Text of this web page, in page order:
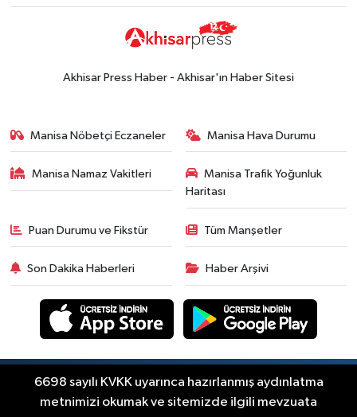
Akhisar Press Haber - Akhisar'ın Haber Sitesi
Manisa Nöbetçi Eczaneler Manisa Hava Durumu
Manisa Namaz Vakitleri
Manisa Trafik Yoğunluk
Haritası
Puan Durumu ve Fikstür Tüm Manşetler
Son Dakika Haberleri Haber Arşivi
RSS
Copyright © Akhisar Press Haber 2012-2026 Her
hakkı saklıdır.
6698 sayılı KVKK uyarınca hazırlanmış aydınlatma
metnimizi okumak ve sitemizde ilgili mevzuata